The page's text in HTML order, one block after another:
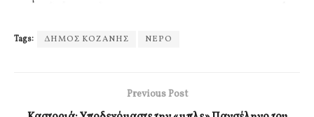
Tags: ΔΗΜΟΣ ΚΟΖΑΝΗΣ ΝΕΡΟ
Previous Post